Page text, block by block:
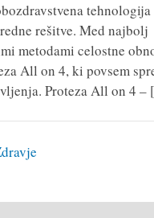
tehnologija
rešitve. Med najbolj
metodami celostne
All on 4, ki povsem
Proteza All on 4